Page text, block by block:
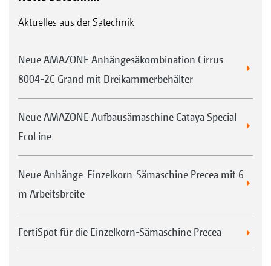
Aktuelles aus der Sätechnik
Neue AMAZONE Anhängesäkombination Cirrus
8004-2C Grand mit Dreikammerbehälter
Neue AMAZONE Aufbausämaschine Cataya Special
EcoLine
Neue Anhänge-Einzelkorn-Sämaschine Precea mit 6
m Arbeitsbreite
FertiSpot für die Einzelkorn-Sämaschine Precea